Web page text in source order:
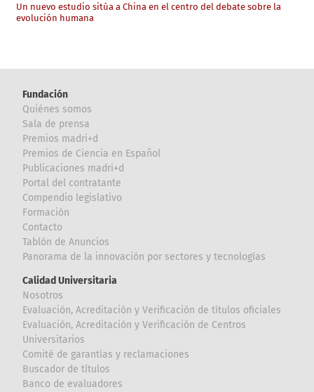
Un nuevo estudio sitúa a China en el centro del debate sobre la
evolución humana
Fundación
Quiénes somos
Sala de prensa
Premios madri+d
Premios de Ciencia en Español
Publicaciones madri+d
Portal del contratante
Compendio legislativo
Formación
Contacto
Tablón de Anuncios
Panorama de la innovación por sectores y tecnologías
Calidad Universitaria
Nosotros
Evaluación, Acreditación y Verificación de títulos oficiales
Evaluación, Acreditación y Verificación de Centros
Universitarios
Comité de garantías y reclamaciones
Buscador de títulos
Banco de evaluadores